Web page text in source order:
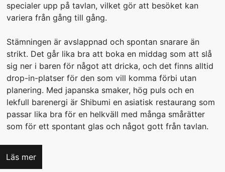
specialer upp på tavlan, vilket gör att besöket kan
variera från gång till gång.
Stämningen är avslappnad och spontan snarare än
strikt. Det går lika bra att boka en middag som att slå
sig ner i baren för något att dricka, och det finns alltid
drop-in-platser för den som vill komma förbi utan
planering. Med japanska smaker, hög puls och en
lekfull barenergi är Shibumi en asiatisk restaurang som
passar lika bra för en helkväll med många smårätter
som för ett spontant glas och något gott från tavlan.
Läs mer